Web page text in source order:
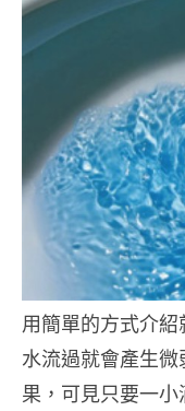
用簡單的方式介
水流過就會產生
果，可見只要一